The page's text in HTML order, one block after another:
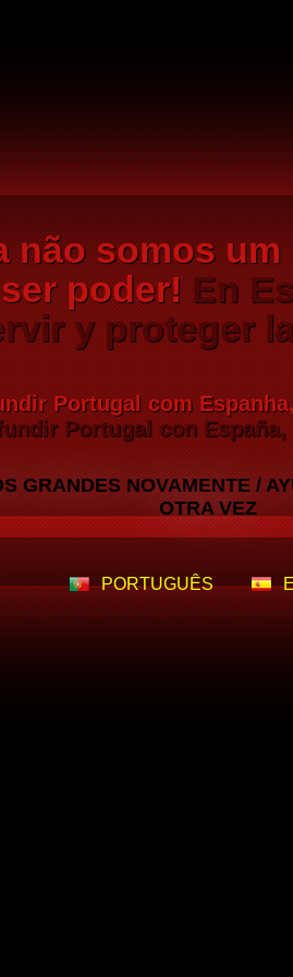
não somos um
poder!En
y proteger
Portugal com
Portugal con
GRANDES NOVAMENTE /
OTRA VEZ
PORTUGUÊS